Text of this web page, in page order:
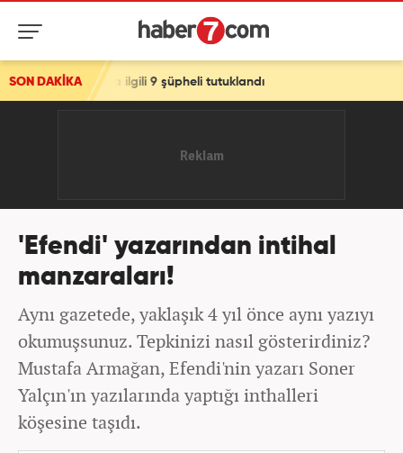
SON DAKİKA
ilgili 9 şüpheli tutuklandı
'Efendi' yazarından intihal
manzaraları!
Aynı gazetede, yaklaşık 4 yıl önce aynı yazıyı
okumuşsunuz. Tepkinizi nasıl gösterirdiniz?
Mustafa Armağan, Efendi'nin yazarı Soner
Yalçın'ın yazılarında yaptığı inthalleri
köşesine taşıdı.